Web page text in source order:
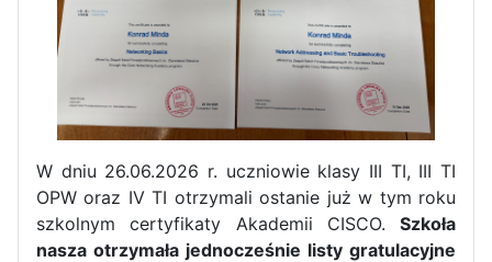
Zakończenie praktyk w
Portugalii
Rozpoczęcie kampanii „Gotowi
na kryzys” w ZSP w Iłży
W dniu 26.06.2026 r. uczniowie klasy III TI, III TI
OPW oraz IV TI otrzymali ostanie już w tym roku
szkolnym certyfikaty Akademii CISCO. Szkoła
nasza otrzymała jednocześnie listy gratulacyjne